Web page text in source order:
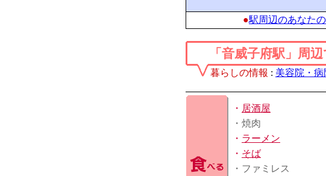
●駅周辺のあなた
「音威子府駅」周
暮らしの情報 : 美容院・
・ 居酒屋
・焼肉
・ ラーメン
・ そば
・ファミレス